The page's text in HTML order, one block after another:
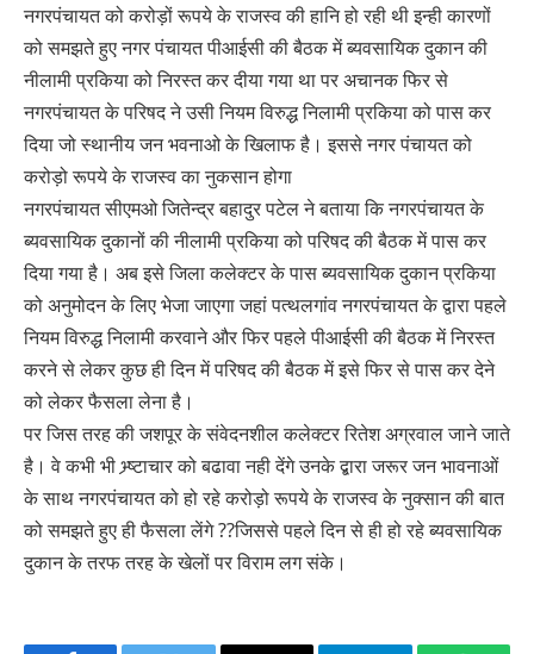
नगरपंचायत को करोड़ों रूपये के राजस्व की हानि हो रही थी इन्ही कारणों
को समझते हुए नगर पंचायत पीआईसी की बैठक में ब्यवसायिक दुकान की
नीलामी प्रकिया को निरस्त कर दीया गया था पर अचानक फिर से
नगरपंचायत के परिषद ने उसी नियम विरुद्ध निलामी प्रकिया को पास कर
दिया जो स्थानीय जन भवनाओ के खिलाफ है। इससे नगर पंचायत को
करोड़ो रूपये के राजस्व का नुकसान होगा
नगरपंचायत सीएमओ जितेन्द्र बहादुर पटेल ने बताया कि नगरपंचायत के
ब्यवसायिक दुकानों की नीलामी प्रकिया को परिषद की बैठक में पास कर
दिया गया है। अब इसे जिला कलेक्टर के पास ब्यवसायिक दुकान प्रकिया
को अनुमोदन के लिए भेजा जाएगा जहां पत्थलगांव नगरपंचायत के द्वारा पहले
नियम विरुद्ध निलामी करवाने और फिर पहले पीआईसी की बैठक में निरस्त
करने से लेकर कुछ ही दिन में परिषद की बैठक में इसे फिर से पास कर देने
को लेकर फैसला लेना है।
पर जिस तरह की जशपूर के संवेदनशील कलेक्टर रितेश अग्रवाल जाने जाते
है। वे कभी भी भ्र्ष्टाचार को बढावा नही देंगे उनके द्बारा जरूर जन भावनाओं
के साथ नगरपंचायत को हो रहे करोड़ो रूपये के राजस्व के नुक्सान की बात
को समझते हुए ही फैसला लेंगे ??जिससे पहले दिन से ही हो रहे ब्यवसायिक
दुकान के तरफ तरह के खेलों पर विराम लग संके।